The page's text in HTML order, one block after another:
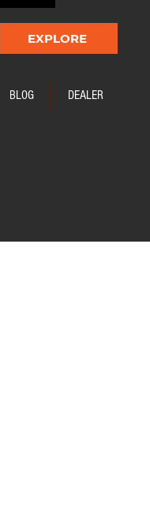
EXPLORE
BLOG DEALER